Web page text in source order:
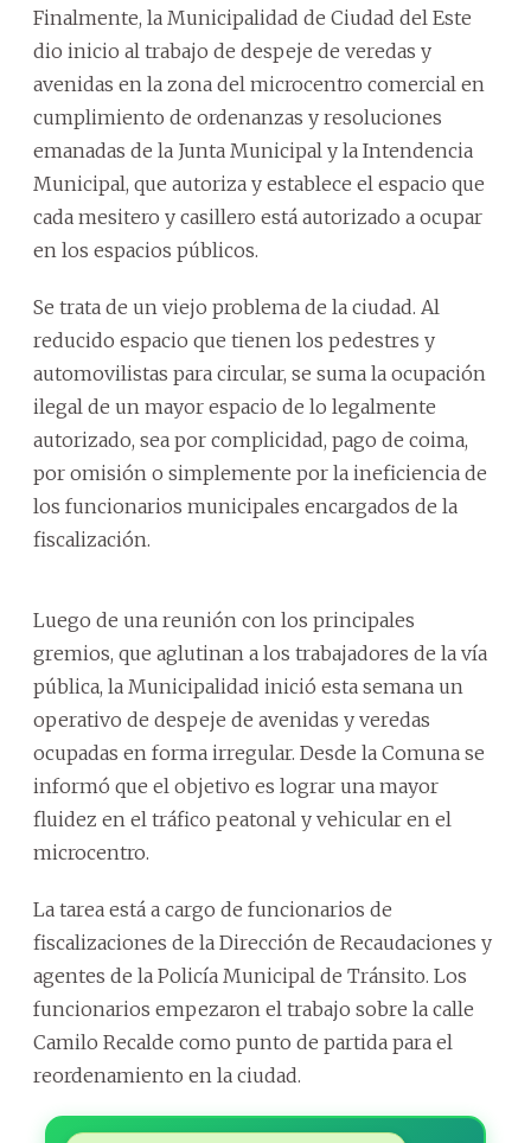
Finalmente, la Municipalidad de Ciudad del Este
dio inicio al trabajo de despeje de veredas y
avenidas en la zona del microcentro comercial en
cumplimiento de ordenanzas y resoluciones
emanadas de la Junta Municipal y la Intendencia
Municipal, que autoriza y establece el espacio que
cada mesitero y casillero está autorizado a ocupar
en los espacios públicos.
Se trata de un viejo problema de la ciudad. Al
reducido espacio que tienen los pedestres y
automovilistas para circular, se suma la ocupación
ilegal de un mayor espacio de lo legalmente
autorizado, sea por complicidad, pago de coima,
por omisión o simplemente por la ineficiencia de
los funcionarios municipales encargados de la
fiscalización.
Luego de una reunión con los principales
gremios, que aglutinan a los trabajadores de la vía
pública, la Municipalidad inició esta semana un
operativo de despeje de avenidas y veredas
ocupadas en forma irregular. Desde la Comuna se
informó que el objetivo es lograr una mayor
fluidez en el tráfico peatonal y vehicular en el
microcentro.
La tarea está a cargo de funcionarios de
fiscalizaciones de la Dirección de Recaudaciones y
agentes de la Policía Municipal de Tránsito. Los
funcionarios empezaron el trabajo sobre la calle
Camilo Recalde como punto de partida para el
reordenamiento en la ciudad.